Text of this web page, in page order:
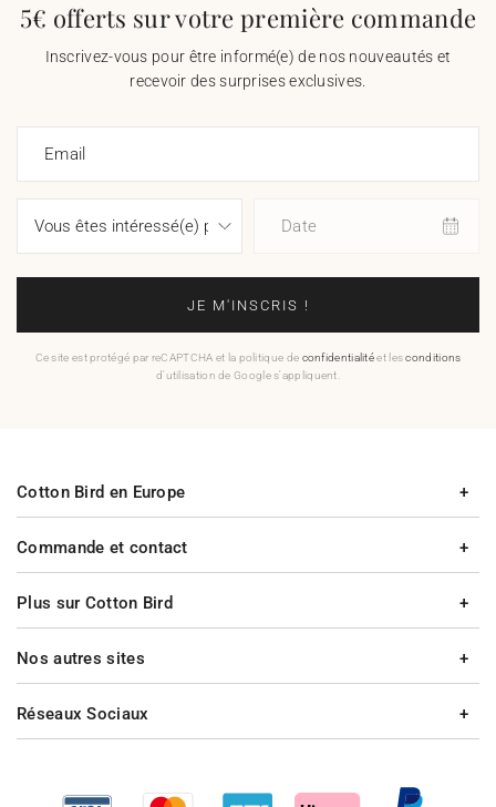
5€ offerts sur votre première commande
Inscrivez-vous pour être informé(e) de nos nouveautés et
recevoir des surprises exclusives.
Email
Date
JE M'INSCRIS !
Ce site est protégé par reCAPTCHA et la politique de confidentialitéet lesconditions
d'utilisation de Google s'appliquent.
Commande et contact
Plus sur Cotton Bird
Cotton Bird en Europe
Nos autres sites
Réseaux Sociaux